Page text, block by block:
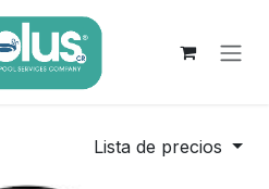
Lista de precios